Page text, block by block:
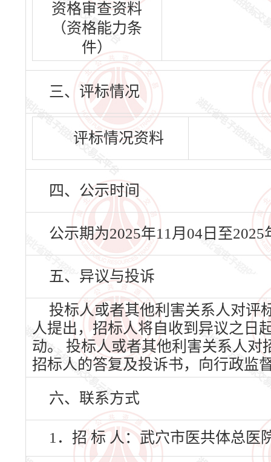
资格审查资料
（资格能力条
件）
三、评标情况
评标情况资料
四、公示时间
公示期为2025年11月04日至
五、异议与投诉
投标人或者其他利害关系人对评
人提出，招标人将自收到异议之日
动。 投标人或者其他利害关系人
招标人的答复及投诉书，向行政监
六、联系方式
1．招 标 人：武穴市医共体总医